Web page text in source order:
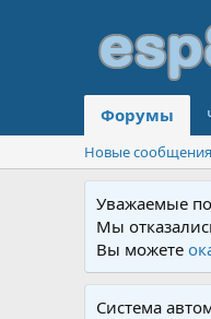
Форумы
Новые сообщения
Уважаемые
Мы
Вы можете
Система